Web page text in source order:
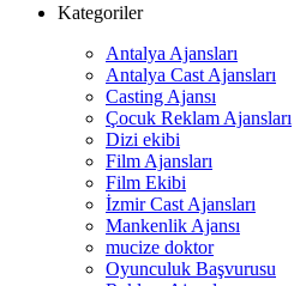
Kategoriler
Antalya Ajansları
Antalya Cast Ajansları
Casting Ajansı
Çocuk Reklam Ajansları
Dizi ekibi
Film Ajansları
Film Ekibi
İzmir Cast Ajansları
Mankenlik Ajansı
mucize doktor
Oyunculuk Başvurusu